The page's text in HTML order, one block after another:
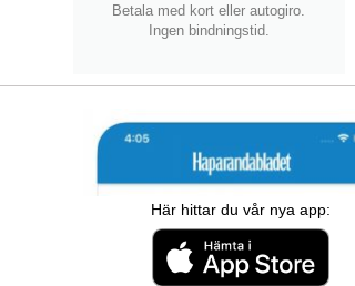
Betala med kort eller autogiro.
Ingen bindningstid.
Här hittar du vår nya app: